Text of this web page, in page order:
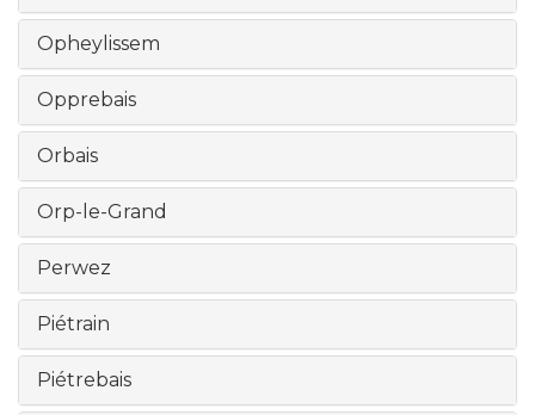
Opheylissem
Opprebais
Orbais
Orp-le-Grand
Perwez
Piétrain
Piétrebais